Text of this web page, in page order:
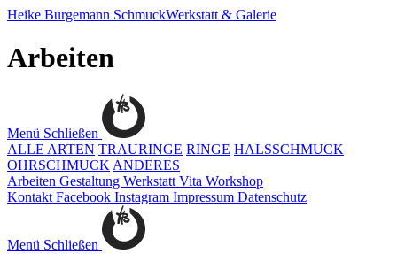
Heike Burgemann SchmuckWerkstatt & Galerie
Arbeiten
Menü Schließen
ALLE ARTEN TRAURINGE RINGE HALSSCHMUCK
OHRSCHMUCK ANDERES
Arbeiten Gestaltung Werkstatt Vita Workshop
Kontakt Facebook Instagram Impressum Datenschutz
Menü Schließen